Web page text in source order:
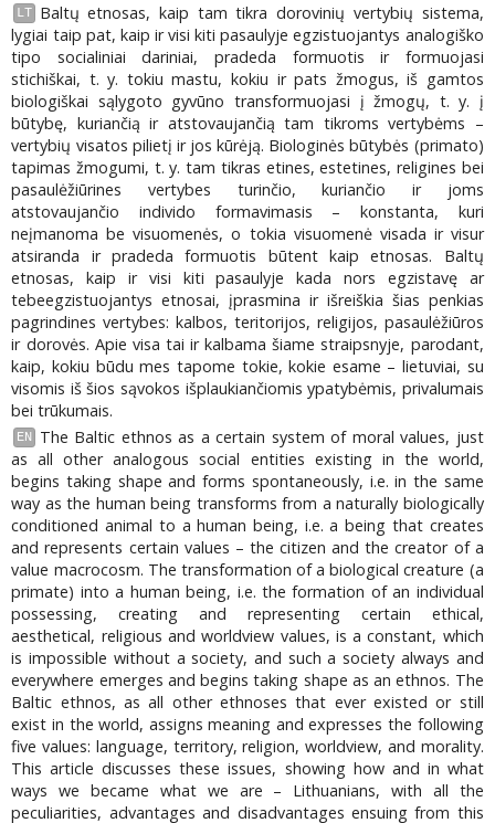
LT
Baltų etnosas, kaip tam tikra dorovinių vertybių sistema,
lygiai taip pat, kaip ir visi kiti pasaulyje egzistuojantys analogiško
tipo socialiniai dariniai, pradeda formuotis ir formuojasi
stichiškai, t. y. tokiu mastu, kokiu ir pats žmogus, iš gamtos
biologiškai sąlygoto gyvūno transformuojasi į žmogų, t. y. į
būtybę, kuriančią ir atstovaujančią tam tikroms vertybėms –
vertybių visatos pilietį ir jos kūrėją. Biologinės būtybės (primato)
tapimas žmogumi, t. y. tam tikras etines, estetines, religines bei
pasaulėžiūrines vertybes turinčio, kuriančio ir joms
atstovaujančio individo formavimasis – konstanta, kuri
neįmanoma be visuomenės, o tokia visuomenė visada ir visur
atsiranda ir pradeda formuotis būtent kaip etnosas. Baltų
etnosas, kaip ir visi kiti pasaulyje kada nors egzistavę ar
tebeegzistuojantys etnosai, įprasmina ir išreiškia šias penkias
pagrindines vertybes: kalbos, teritorijos, religijos, pasaulėžiūros
ir dorovės. Apie visa tai ir kalbama šiame straipsnyje, parodant,
kaip, kokiu būdu mes tapome tokie, kokie esame – lietuviai, su
visomis iš šios sąvokos išplaukiančiomis ypatybėmis, privalumais
bei trūkumais.
EN
The Baltic ethnos as a certain system of moral values, just
as all other analogous social entities existing in the world,
begins taking shape and forms spontaneously, i.e. in the same
way as the human being transforms from a naturally biologically
conditioned animal to a human being, i.e. a being that creates
and represents certain values – the citizen and the creator of a
value macrocosm. The transformation of a biological creature (a
primate) into a human being, i.e. the formation of an individual
possessing, creating and representing certain ethical,
aesthetical, religious and worldview values, is a constant, which
is impossible without a society, and such a society always and
everywhere emerges and begins taking shape as an ethnos. The
Baltic ethnos, as all other ethnoses that ever existed or still
exist in the world, assigns meaning and expresses the following
five values: language, territory, religion, worldview, and morality.
This article discusses these issues, showing how and in what
ways we became what we are – Lithuanians, with all the
peculiarities, advantages and disadvantages ensuing from this